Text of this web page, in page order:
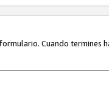
Cuando termines